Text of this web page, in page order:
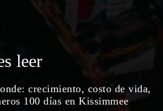
leer
crecimiento, costo de vida,
100 días en Kissimmee